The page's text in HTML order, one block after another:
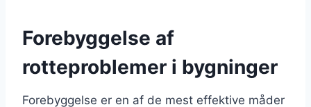
Forebyggelse af
rotteproblemer i bygninger
Forebyggelse er en af de mest effektive måder